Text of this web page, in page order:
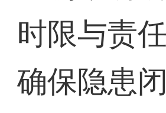
时限与责
确保隐患